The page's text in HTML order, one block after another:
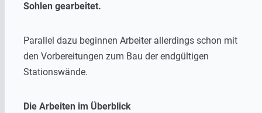
Sohlen gearbeitet.
Parallel dazu beginnen Arbeiter allerdings schon mit
den Vorbereitungen zum Bau der endgültigen
Stationswände.
Die Arbeiten im Überblick